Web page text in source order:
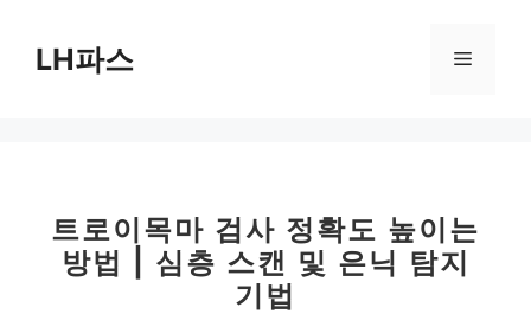
LH파스 메
트로이목마 검사 정확도 높이는
방법 | 심층 스캔 및 은닉 탐지
기법